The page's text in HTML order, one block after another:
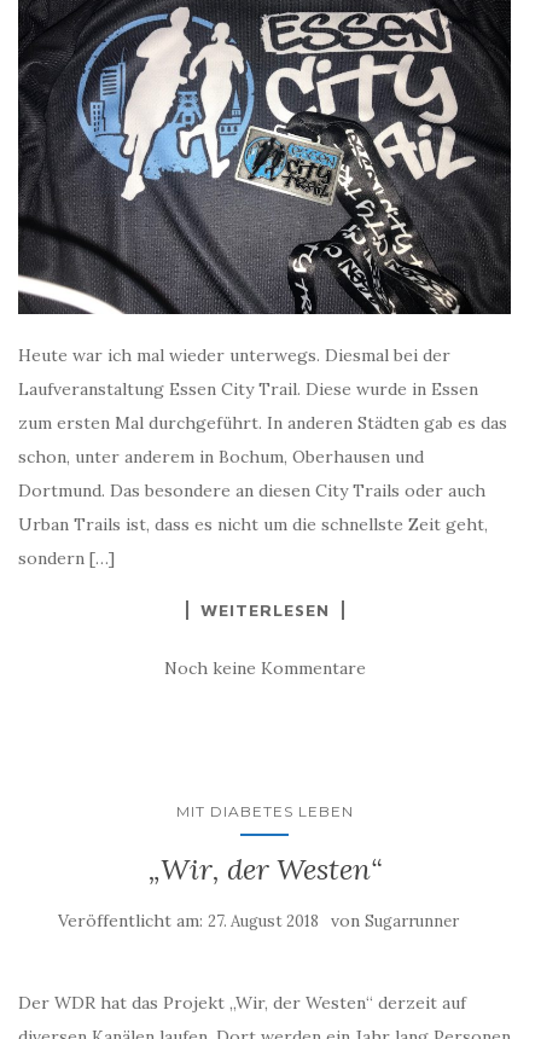
Heute war ich mal wieder unterwegs. Diesmal bei der
Laufveranstaltung Essen City Trail. Diese wurde in Essen
zum ersten Mal durchgeführt. In anderen Städten gab es das
schon, unter anderem in Bochum, Oberhausen und
Dortmund. Das besondere an diesen City Trails oder auch
Urban Trails ist, dass es nicht um die schnellste Zeit geht,
sondern […]
WEITERLESEN
Noch keine Kommentare
MIT DIABETES LEBEN
„Wir, der Westen“
Veröffentlicht am: 27. August 2018 von Sugarrunner
Der WDR hat das Projekt „Wir, der Westen“ derzeit auf